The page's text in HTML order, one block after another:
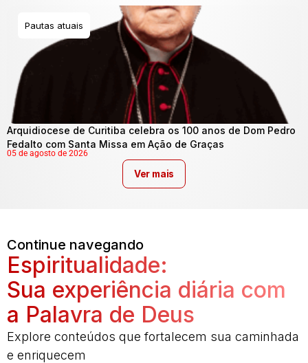
Pautas atuais
Arquidiocese de Curitiba celebra os 100 anos de Dom Pedro
Fedalto com Santa Missa em Ação de Graças
05 de agosto de 2026
Ver mais
Continue navegando
Espiritualidade:
Sua experiência diária com
a Palavra de Deus
Explore conteúdos que fortalecem sua caminhada
e enriquecem